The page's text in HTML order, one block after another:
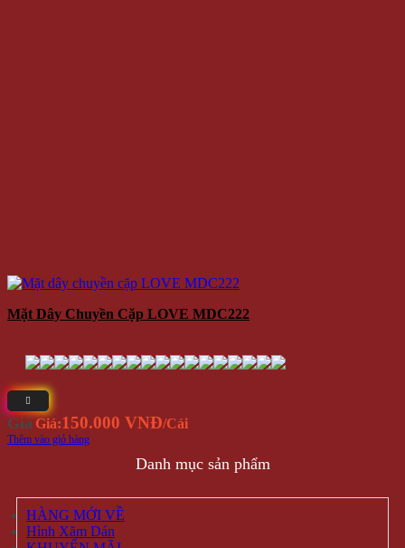
Mặt Dây Chuyền Cặp LOVE MDC222
Giá Giá:150.000 VNĐ/Cái
Thêm vào giỏ hàng
Danh mục sản phẩm
HÀNG MỚI VỀ
Hình Xăm Dán